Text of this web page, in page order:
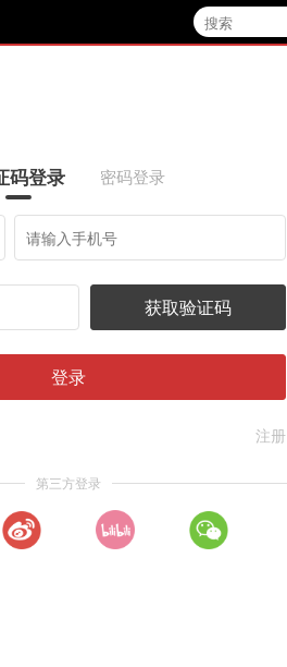
码登录 密码登录
获取验证码
登录
注册
第三方登录